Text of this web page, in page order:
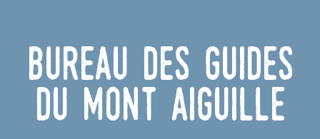
Bureau des Guides
du Mont Aiguille